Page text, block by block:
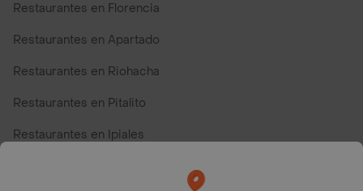
Restaurantes en Florencia
Restaurantes en Apartado
Restaurantes en Riohacha
Restaurantes en Pitalito
Restaurantes en Ipiales